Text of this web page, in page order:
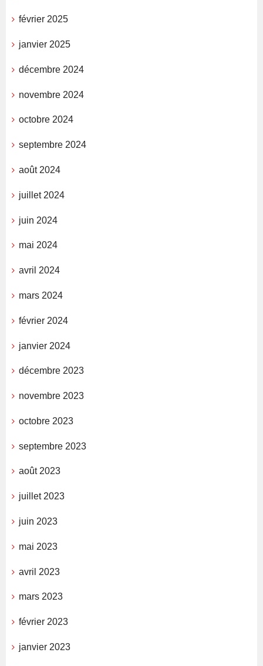
février 2025
janvier 2025
décembre 2024
novembre 2024
octobre 2024
septembre 2024
août 2024
juillet 2024
juin 2024
mai 2024
avril 2024
mars 2024
février 2024
janvier 2024
décembre 2023
novembre 2023
octobre 2023
septembre 2023
août 2023
juillet 2023
juin 2023
mai 2023
avril 2023
mars 2023
février 2023
janvier 2023